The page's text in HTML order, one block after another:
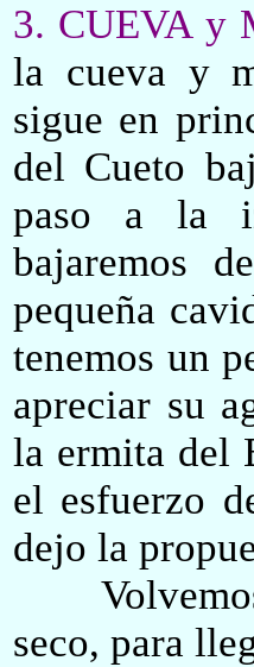
3. CUEVA y
la cueva y
sigue en
del Cueto
paso a la
bajaremos
pequeña
tenemos un
apreciar su
la ermita del
el esfuerzo
dejo la
Volvemos
seco, para